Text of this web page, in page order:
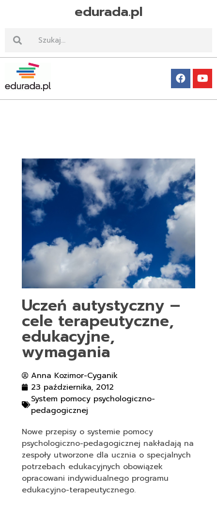
edurada.pl
Edurada.pl
Uczeń autystyczny –
cele terapeutyczne,
edukacyjne,
wymagania
Anna Kozimor-Cyganik
23 października, 2012
System pomocy psychologiczno-
pedagogicznej
Nowe przepisy o systemie pomocy
psychologiczno-pedagogicznej nakładają na
zespoły utworzone dla ucznia o specjalnych
potrzebach edukacyjnych obowiązek
opracowani indywidualnego programu
edukacyjno-terapeutycznego.